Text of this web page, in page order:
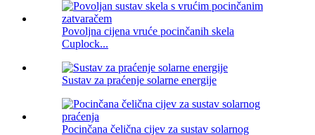
Povoljna cijena vruće pocinčanih skela
Cuplock...
Sustav za praćenje solarne energije
Pocinčana čelična cijev za sustav solarnog